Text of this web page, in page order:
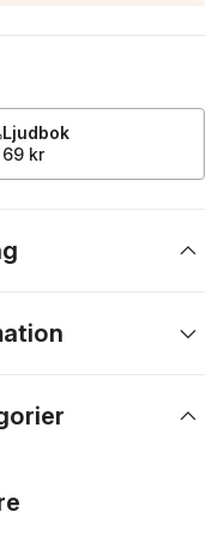
Ljudbok
69 kr